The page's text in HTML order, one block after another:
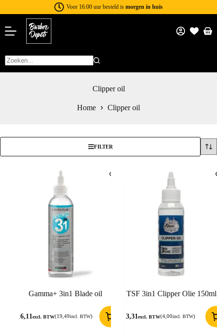
Voor 16:00 uur besteld is morgen in huis
Clipper oil
Home Clipper oil
FILTER
Gamma+ 3in1 Blade oil
16,11 excl. BTW(19,49incl. BTW)
TSF 3in1 Clipper Olie 150ml
3,31 excl. BTW(4,00incl. BTW)